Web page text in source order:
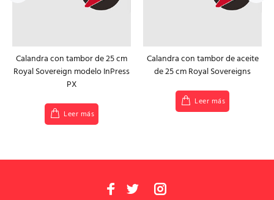
Calandra con tambor de 25 cm
Royal Sovereign modelo InPress
PX
Leer más
Calandra con tambor de aceite
de 25 cm Royal Sovereigns
Leer más